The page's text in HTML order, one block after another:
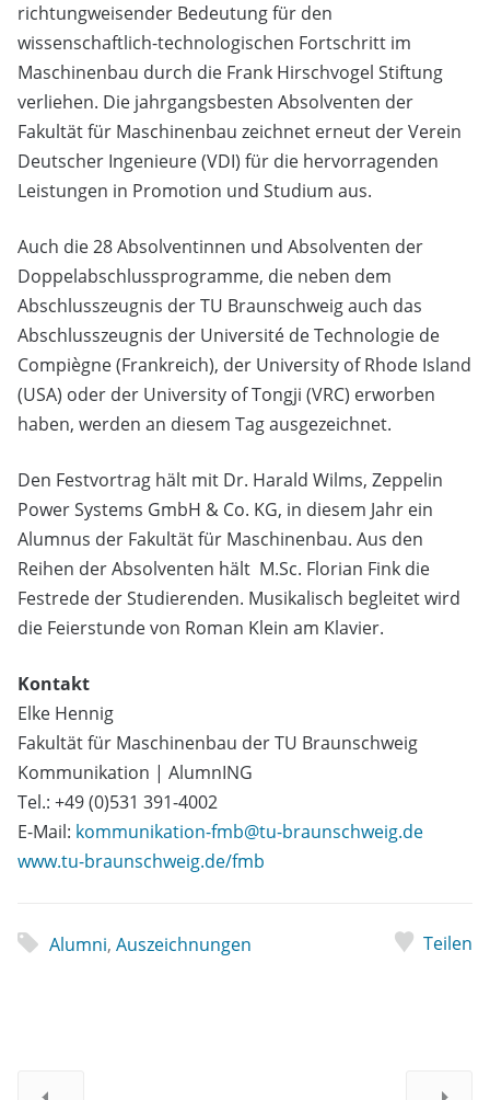
richtungweisender Bedeutung für den
wissenschaftlich-technologischen Fortschritt im
Maschinenbau durch die Frank Hirschvogel Stiftung
verliehen. Die jahrgangsbesten Absolventen der
Fakultät für Maschinenbau zeichnet erneut der Verein
Deutscher Ingenieure (VDI) für die hervorragenden
Leistungen in Promotion und Studium aus.
Auch die 28 Absolventinnen und Absolventen der
Doppelabschlussprogramme, die neben dem
Abschlusszeugnis der TU Braunschweig auch das
Abschlusszeugnis der Université de Technologie de
Compiègne (Frankreich), der University of Rhode Island
(USA) oder der University of Tongji (VRC) erworben
haben, werden an diesem Tag ausgezeichnet.
Den Festvortrag hält mit Dr. Harald Wilms, Zeppelin
Power Systems GmbH & Co. KG, in diesem Jahr ein
Alumnus der Fakultät für Maschinenbau. Aus den
Reihen der Absolventen hält M.Sc. Florian Fink die
Festrede der Studierenden. Musikalisch begleitet wird
die Feierstunde von Roman Klein am Klavier.
Kontakt
Elke Hennig
Fakultät für Maschinenbau der TU Braunschweig
Kommunikation | AlumnING
Tel.: +49 (0)531 391-4002
E-Mail: kommunikation-fmb@tu-braunschweig.de
www.tu-braunschweig.de/fmb
Alumni, Auszeichnungen Teilen